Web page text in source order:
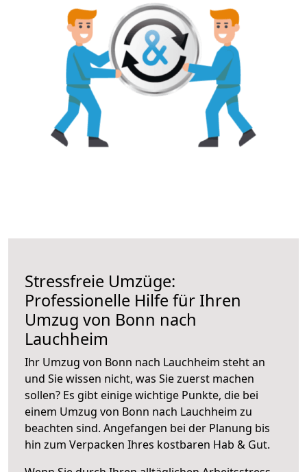
Stressfreie Umzüge:
Professionelle Hilfe für Ihren
Umzug von Bonn nach
Lauchheim
Ihr Umzug von Bonn nach Lauchheim steht an
und Sie wissen nicht, was Sie zuerst machen
sollen? Es gibt einige wichtige Punkte, die bei
einem Umzug von Bonn nach Lauchheim zu
beachten sind. Angefangen bei der Planung bis
hin zum Verpacken Ihres kostbaren Hab & Gut.